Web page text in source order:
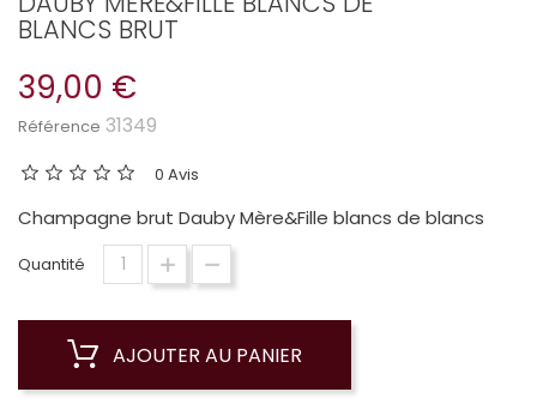
BLANCS BRUT
39,00 €
Référence 31349
0 Avis
Champagne brut Dauby Mère&Fille blancs de blancs
Quantité
AJOUTER AU PANIER